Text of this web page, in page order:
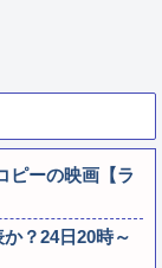
ピーの映画【ラ
？24日20時～